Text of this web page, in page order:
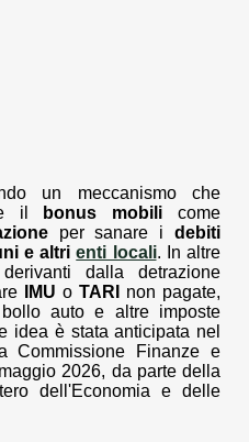
un meccanismo che
il
bonus mobili come
per sanare idebiti
e altrienti locali. In altre
dalla detrazione
IMU o TARI
non pagate,
auto e altre imposte
idea è stata anticipata nel
Commissione Finanze e
2026, da parte della
dell'Economia e delle